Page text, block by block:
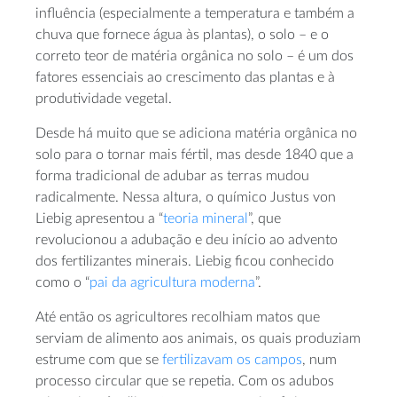
influência (especialmente a temperatura e também a
chuva que fornece água às plantas), o solo – e o
correto teor de matéria orgânica no solo – é um dos
fatores essenciais ao crescimento das plantas e à
produtividade vegetal.
Desde há muito que se adiciona matéria orgânica no
solo para o tornar mais fértil, mas desde 1840 que a
forma tradicional de adubar as terras mudou
radicalmente. Nessa altura, o químico Justus von
Liebig apresentou a “teoria mineral ”, que
revolucionou a adubação e deu início ao advento
dos fertilizantes minerais. Liebig ficou conhecido
como o “pai da agricultura moderna”.
Até então os agricultores recolhiam matos que
serviam de alimento aos animais, os quais produziam
estrume com que se fertilizavam os campos, num
processo circular que se repetia. Com os adubos